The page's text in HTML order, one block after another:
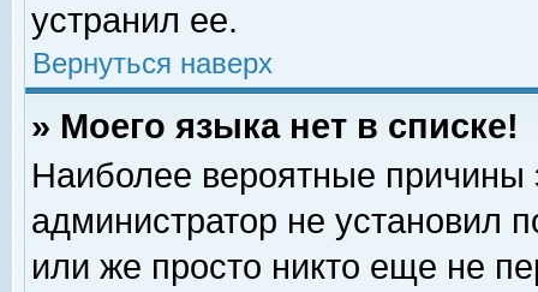
устранил ее.
Вернуться наверх
» Моего языка нет в списке!
Наиболее вероятные причины
администратор не установил
или же просто никто еще не